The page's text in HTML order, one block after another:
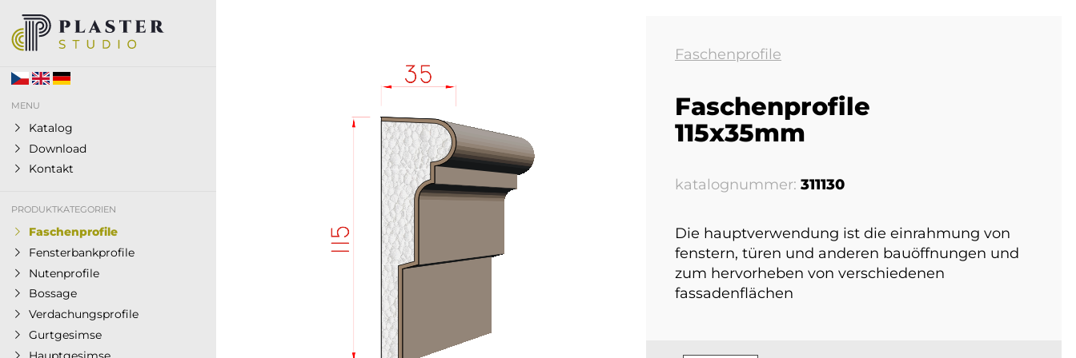
MENU
Katalog
Download
Kontakt
PRODUKTKATEGORIEN
Faschenprofile
Fensterbankprofile
Nutenprofile
Bossage
Verdachungsprofile
Gurtgesimse
Faschenprofile
Faschenprofile
115x35mm
katalognummer: 311130
Die hauptverwendung ist die einrahmung von
fenstern, türen und anderen bauöffnungen und
zum hervorheben von verschiedenen
fassadenflächen